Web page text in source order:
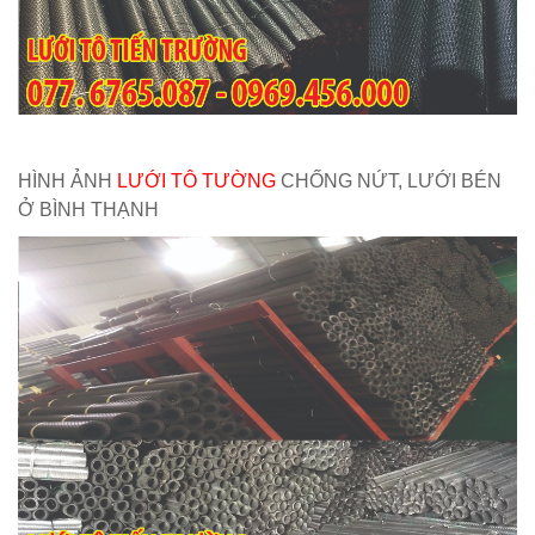
HÌNH ẢNH LƯỚI TÔ TƯỜNG CHỐNG NỨT, LƯỚI BÉN
Ở BÌNH THẠNH